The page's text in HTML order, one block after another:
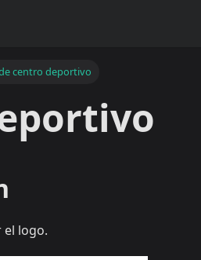
centro deportivo
el logo.